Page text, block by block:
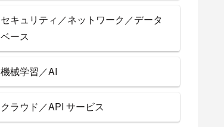
セキュリティ／ネットワーク／データ
ベース
機械学習／AI
クラウド／API サービス